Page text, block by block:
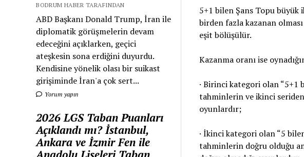
BODRUM HABER TARAFINDAN
ABD Başkanı Donald Trump, İran ile
diplomatik görüşmelerin devam
edeceğini açıklarken, geçici
ateşkesin sona erdiğini duyurdu.
Kendisine yönelik olası bir suikast
girişiminde İran'a çok sert...
Yorum yapın
2026 LGS Taban Puanları
Açıklandı mı? İstanbul,
Ankara ve İzmir Fen ile
5+1 bilen Şans Topu büyük
birden fazla kazanan
eşit bölüşülür.
Kazanma oranı ise
· Birinci kategori olan
tahminlerin ve ikinci
oyunlardır;
· İkinci kategori olan “5
tahminlerin doğru olduğu